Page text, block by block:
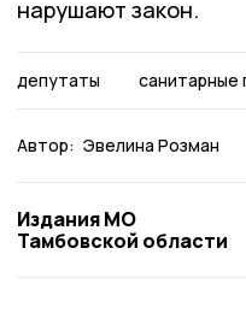
нарушают закон.
депутаты санитарные
Автор: Эвелина Розман
Издания МО
Тамбовской области